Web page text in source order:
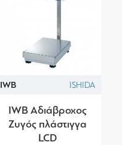
IWB ISHIDA
IWB Αδιάβροχος
Ζυγός πλάστιγγα
LCD